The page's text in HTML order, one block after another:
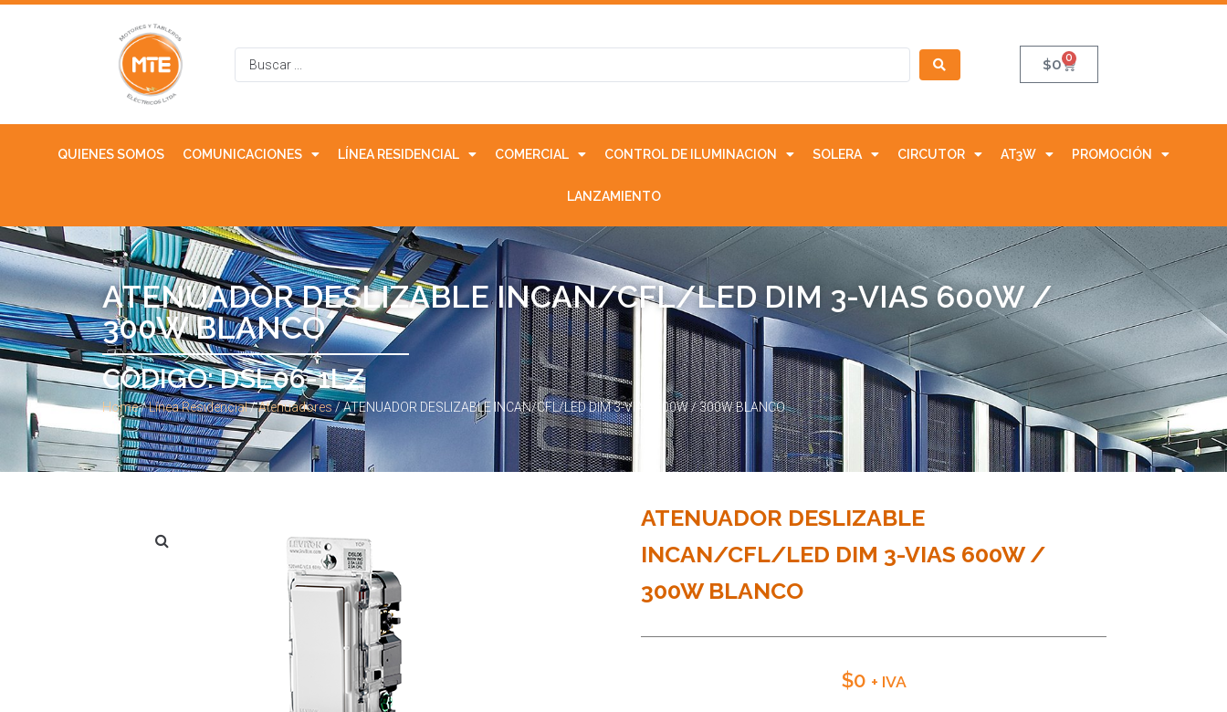
$0 0
QUIENES SOMOS COMUNICACIONES LÍNEA RESIDENCIAL COMERCIAL CONTROL DE ILUMINACION SOLERA CIRCUTOR AT3W PROMOCIÓN
LANZAMIENTO
ATENUADOR DESLIZABLE INCAN/CFL/LED DIM 3-VIAS 600W /
300W BLANCO
CODIGO: DSL06-1LZ
Home/Línea Residencial/Atenuadores/ ATENUADOR DESLIZABLE INCAN/CFL/LED DIM 3-VIAS 600W / 300W BLANCO
ATENUADOR DESLIZABLE
INCAN/CFL/LED DIM 3-VIAS 600W /
300W BLANCO
$0 + IVA